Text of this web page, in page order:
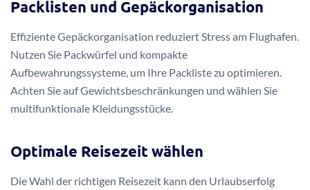
Packlisten und Gepäckorganisation
Effiziente Gepäckorganisation reduziert Stress am Flughafen.
Nutzen Sie Packwürfel und kompakte
Aufbewahrungssysteme, um Ihre Packliste zu optimieren.
Achten Sie auf Gewichtsbeschränkungen und wählen Sie
multifunktionale Kleidungsstücke.
Optimale Reisezeit wählen
Die Wahl der richtigen Reisezeit kann den Urlaubserfolg